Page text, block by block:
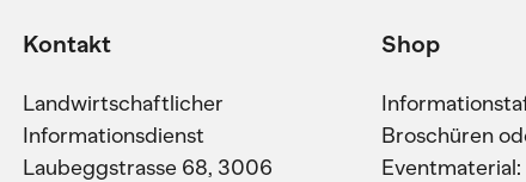
Kontakt
Landwirtschaftlicher
Informationsdienst
Laubeggstrasse 68, 3006
Shop
Broschüren